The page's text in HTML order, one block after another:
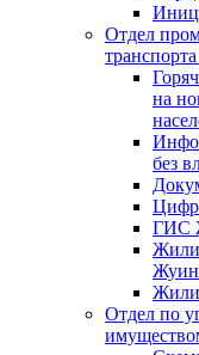
Отдел
на
без
ГИС
Отдел по